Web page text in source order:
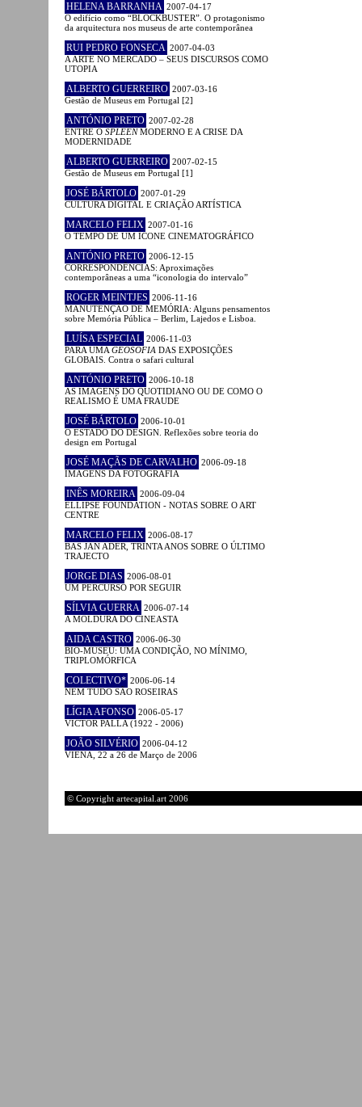
HELENA BARRANHA 2007-04-17
O edifício como “BLOCKBUSTER”. O protagonismo
da arquitectura nos museus de arte contemporânea
RUI PEDRO FONSECA 2007-04-03
A ARTE NO MERCADO – SEUS DISCURSOS COMO
UTOPIA
ALBERTO GUERREIRO 2007-03-16
Gestão de Museus em Portugal [2]
ANTÓNIO PRETO 2007-02-28
ENTRE O SPLEENMODERNO E A CRISE DA
MODERNIDADE
ALBERTO GUERREIRO 2007-02-15
Gestão de Museus em Portugal [1]
JOSÉ BÁRTOLO 2007-01-29
CULTURA DIGITAL E CRIAÇÃO ARTÍSTICA
MARCELO FELIX 2007-01-16
O TEMPO DE UM ÍCONE CINEMATOGRÁFICO
ANTÓNIO PRETO 2006-12-15
CORRESPONDÊNCIAS: Aproximações
contemporâneas a uma “iconologia do intervalo”
ROGER MEINTJES 2006-11-16
MANUTENÇÃO DE MEMÓRIA: Alguns pensamentos
sobre Memória Pública – Berlim, Lajedos e Lisboa.
LUÍSA ESPECIAL 2006-11-03
PARA UMA GEOSOFIA DAS EXPOSIÇÕES
GLOBAIS. Contra o safari cultural
ANTÓNIO PRETO 2006-10-18
AS IMAGENS DO QUOTIDIANO OU DE COMO O
REALISMO É UMA FRAUDE
JOSÉ BÁRTOLO 2006-10-01
O ESTADO DO DESIGN. Reflexões sobre teoria do
design em Portugal
JOSÉ MAÇÃS DE CARVALHO 2006-09-18
IMAGENS DA FOTOGRAFIA
INÊS MOREIRA 2006-09-04
ELLIPSE FOUNDATION - NOTAS SOBRE O ART
CENTRE
MARCELO FELIX 2006-08-17
BAS JAN ADER, TRINTA ANOS SOBRE O ÚLTIMO
TRAJECTO
JORGE DIAS 2006-08-01
UM PERCURSO POR SEGUIR
SÍLVIA GUERRA 2006-07-14
A MOLDURA DO CINEASTA
AIDA CASTRO 2006-06-30
BIO-MUSEU: UMA CONDIÇÃO, NO MÍNIMO,
TRIPLOMÓRFICA
COLECTIVO* 2006-06-14
NEM TUDO SÃO ROSEIRAS
LÍGIA AFONSO 2006-05-17
VICTOR PALLA (1922 - 2006)
JOÃO SILVÉRIO 2006-04-12
VIENA, 22 a 26 de Março de 2006
© Copyright artecapital.art 2006